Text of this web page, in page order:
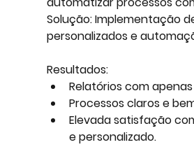
Solução: Implementação
personalizados e
Resultados:
Relatórios com
Processos claros e
Elevada satisfação
e personalizado.